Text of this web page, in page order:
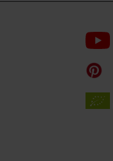
Folge
uns
auf